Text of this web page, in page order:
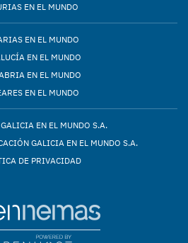
EN EL MUNDO
EN EL MUNDO
EN EL MUNDO
EN EL MUNDO
EN EL MUNDO
EN EL MUNDO S.A.
GALICIA EN EL MUNDO S.A.
DE PRIVACIDAD